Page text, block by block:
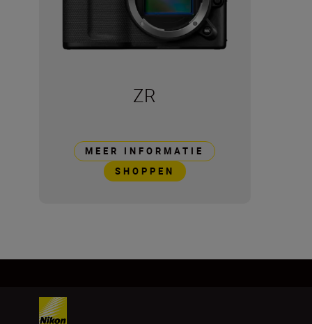
ZR
MEER INFORMATIE
SHOPPEN